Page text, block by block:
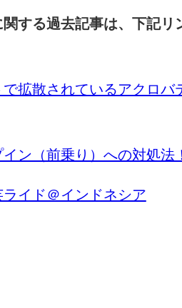
する過去記事は、下記リ
拡散されているアクロバ
ン（前乗り）への対処法
イド＠インドネシア